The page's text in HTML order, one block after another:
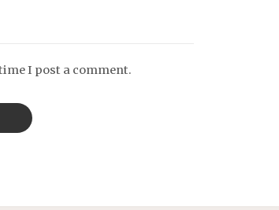
I post a comment.